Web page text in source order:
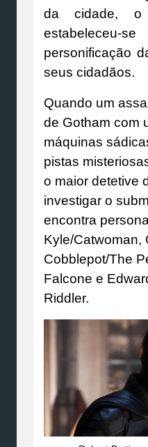
da cidade, o
personificação
seus cidadãos.
Quando um
de Gotham com
máquinas
pistas
o maior detetive
investigar o
encontra
Kyle/Catwoman,
Cobblepot/The
Falcone e
Riddler.